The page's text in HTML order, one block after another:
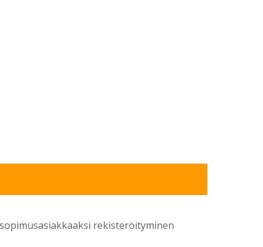
rekisteröityminen